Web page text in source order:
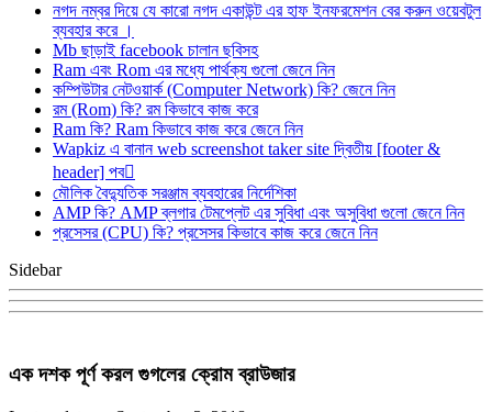
নগদ নম্বর দিয়ে যে কারো নগদ একাউন্ট এর হাফ ইনফরমেশন বের করুন ওয়েবটুল
ব্যবহার করে ।
Mb ছাড়াই facebook চালান ছবিসহ
Ram এবং Rom এর মধ্যে পার্থক্য গুলো জেনে নিন
কম্পিউটার নেটওয়ার্ক (Computer Network) কি? জেনে নিন
রম (Rom) কি? রম কিভাবে কাজ করে
Ram কি? Ram কিভাবে কাজ করে জেনে নিন
Wapkiz এ বানান web screenshot taker site দ্বিতীয় [footer &
header] পব
মৌলিক বৈদ্যুতিক সরঞ্জাম ব্যবহারের নির্দেশিকা
AMP কি? AMP ব্লগার টেমপ্লেট এর সুবিধা এবং অসুবিধা গুলো জেনে নিন
প্রসেসর (CPU) কি? প্রসেসর কিভাবে কাজ করে জেনে নিন
Sidebar
এক দশক পূর্ণ করল গুগলের ক্রোম ব্রাউজার